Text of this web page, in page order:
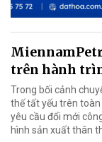
trên hành
Trong bối cảnh
thế tất yếu trên
yêu cầu đổi mới
hình sản xuất thân